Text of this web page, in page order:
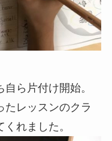
ら片付け開始。
たレッスンのクラ
れました。